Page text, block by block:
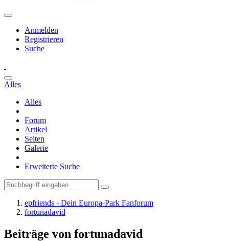
Anmelden
Registrieren
Suche
Alles
Alles
Forum
Artikel
Seiten
Galerie
Erweiterte Suche
epfriends - Dein Europa-Park Fanforum
fortunadavid
Beiträge von fortunadavid